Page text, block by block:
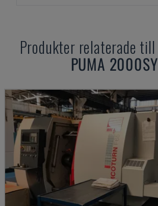
Produkter relaterade till
PUMA 2000SY